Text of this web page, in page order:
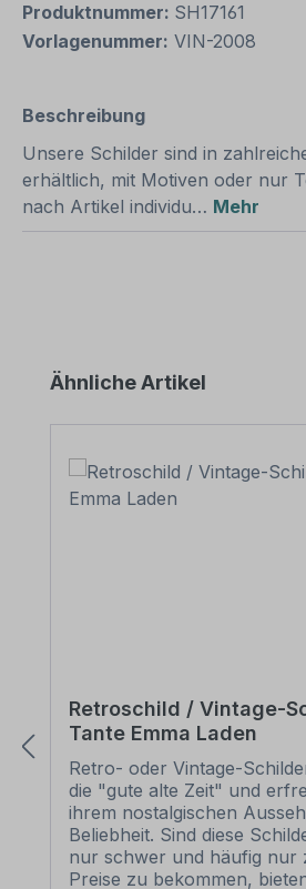
Produktnummer: SH17161
Vorlagenummer: VIN-2008
Beschreibung
Unsere Schilder sind in
erhältlich, mit Motiven oder nur
nach Artikel individu… Mehr
Produktgalerie überspringen
Ähnliche Artikel
Retroschild / Vintage-
Tante Emma Laden
Retro- oder Vintage-
die "gute alte Zeit" und
ihrem nostalgischen
Beliebheit. Sind diese
nur schwer und häufig nur
Preise zu bekommen,